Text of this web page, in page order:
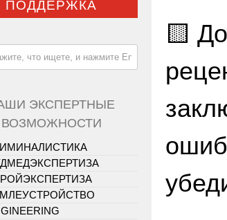
🟨
ПОДДЕРЖКА
ЭКСПЕРТНЫЕ
ВОЗМОЖНОСТИ